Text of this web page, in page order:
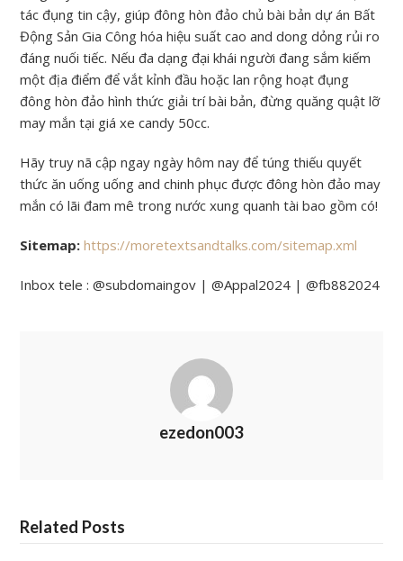
tác đụng tin cậy, giúp đông hòn đảo chủ bài bản dự án Bất
Động Sản Gia Công hóa hiệu suất cao and dong dỏng rủi ro
đáng nuối tiếc. Nếu đa dạng đại khái người đang sắm kiếm
một địa điểm để vắt kỉnh đầu hoặc lan rộng hoạt đụng
đông hòn đảo hình thức giải trí bài bản, đừng quăng quật lỡ
may mắn tại giá xe candy 50cc.
Hãy truy nã cập ngay ngày hôm nay để túng thiếu quyết
thức ăn uống uống and chinh phục được đông hòn đảo may
mắn có lãi đam mê trong nước xung quanh tài bao gồm có!
Sitemap: https://moretextsandtalks.com/sitemap.xml
Inbox tele : @subdomaingov | @Appal2024 | @fb882024
ezedon003
Related Posts